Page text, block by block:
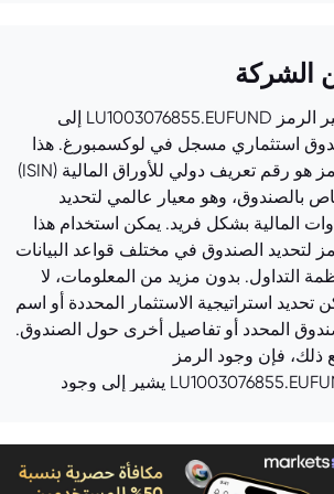
الشركة
يشير الرمز LU1003076855.EUFUND إلى
استثماري مسجل في لوكسمبورغ. هذا
الرمز هو رقم تعريف دولي للأوراق المالية (ISIN)
بالصندوق، وهو معيار عالمي لتحديد
المالية بشكل فريد. يمكن استخدام هذا
لتحديد الصندوق في مختلف قواعد البيانات
التداول. بدون مزيد من المعلومات، لا
تحديد استراتيجية الاستثمار المحددة أو اسم
المحدد أو تفاصيل أخرى حول الصندوق.
ذلك، فإن وجود الرمز
LU1003076855.EUFUND يشير إلى وجود